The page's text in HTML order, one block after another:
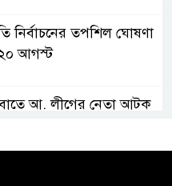
নির্বাচনের তপশিল ঘোষণা
আগস্ট
আ. লীগের নেতা আটক